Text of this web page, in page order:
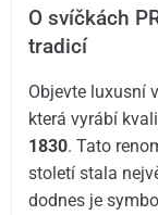
O svíčkách
tradicí
Objevte luxusní
která vyrábí
1830. Tato
století stala
dodnes je